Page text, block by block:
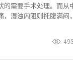
需要手术处理。而从
湿浊内阻则托腹满闷